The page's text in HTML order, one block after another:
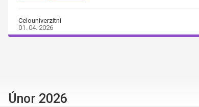
Celouniverzitní
01. 04. 2026
Únor 2026